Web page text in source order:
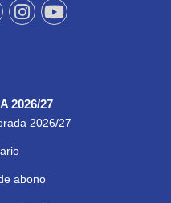
2026/27
2026/27
abono